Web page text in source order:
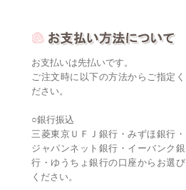
お支払いは先払いです。
ご注文時に以下の方法からご指定く
ださい。
○銀行振込
三菱東京ＵＦＪ銀行・みずほ銀行・
ジャパンネット銀行・イーバンク銀
行・ゆうちょ銀行の口座からお選び
ください。